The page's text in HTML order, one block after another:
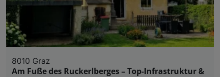
8010 Graz
Am Fuße des Ruckerlberges – Top-Infrastruktur &